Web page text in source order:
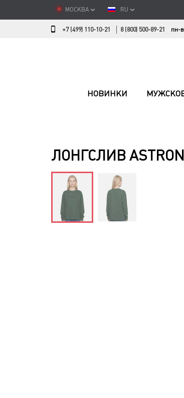
МОСКВА RU
+7 (499) 110-10-21 8 (800) 500-89-21 пн-
НОВИНКИ
ЛОНГСЛИВ